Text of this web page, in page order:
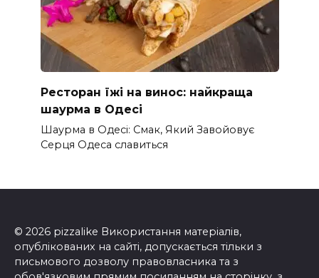
Ресторан їжі на винос: найкраща
шаурма в Одесі
Шаурма в Одесі: Смак, Який Завойовує
Серця Одеса славиться
© 2026 pizzalike Використання матеріалів,
опублікованих на сайті, допускається тільки з
письмового дозволу правовласника та з